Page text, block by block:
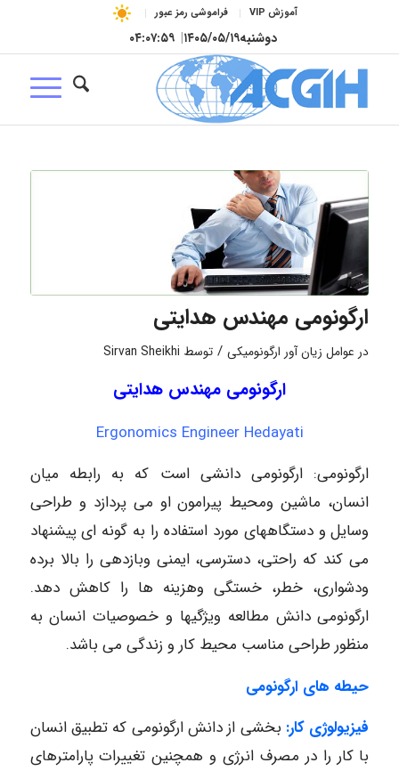
آموزش VIP فراموشی رمز عبور
دوشنبه۱۴۰۵/۰۵/۱۹| ۰۴:۰۷:۵۹
ارگونومی مهندس هدایتی
در عوامل زیان آور ارگونومیکی / توسط Sirvan Sheikhi
ارگونومی مهندس هدایتی
Ergonomics Engineer Hedayati
ارگونومی: ارگونومی دانشی است که به رابطه میان
انسان، ماشین ومحیط پیرامون او می پردازد و طراحی
وسایل و دستگاههای مورد استفاده را به گونه ای پیشنهاد
می کند که راحتی، دسترسی، ایمنی وبازدهی را بالا برده
ودشواری، خطر، خستگی وهزینه ها را کاهش دهد.
ارگونومی دانش مطالعه ویژگیها و خصوصیات انسان به
منظور طراحی مناسب محیط کار و زندگی می باشد.
حیطه های ارگونومی
فیزیولوژی کار: بخشی از دانش ارگونومی که تطبیق انسان
با کار را در مصرف انرژی و همچنین تغییرات پارامترهای